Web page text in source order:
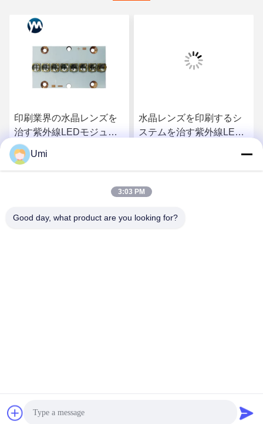
印刷業界の水晶レンズを
治す紫外線LEDモジュー
ル80W LEDモジュール ラ
イト紫外線インク
最もよい価格を得なさ
水晶レンズを印刷するシ
ステムを治す紫外線LED
LED最もよい価格を得なさ
uvledsmd.com . 複製権所有。
Umi
3:03 PM
Good day, what product are you looking for?